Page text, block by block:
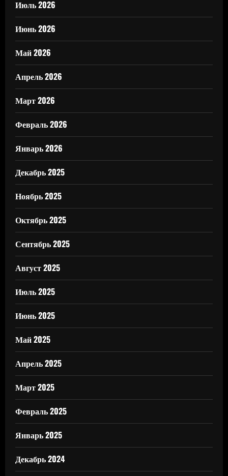
Июль 2026
Июнь 2026
Май 2026
Апрель 2026
Март 2026
Февраль 2026
Январь 2026
Декабрь 2025
Ноябрь 2025
Октябрь 2025
Сентябрь 2025
Август 2025
Июль 2025
Июнь 2025
Май 2025
Апрель 2025
Март 2025
Февраль 2025
Январь 2025
Декабрь 2024